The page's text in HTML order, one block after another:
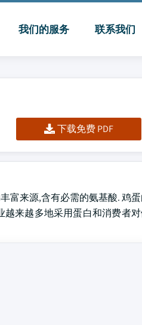
我们的服务 联系我们
下载免费 PDF
富来源,含有必需的氨基酸. 鸡
来越多地采用蛋白和消费者